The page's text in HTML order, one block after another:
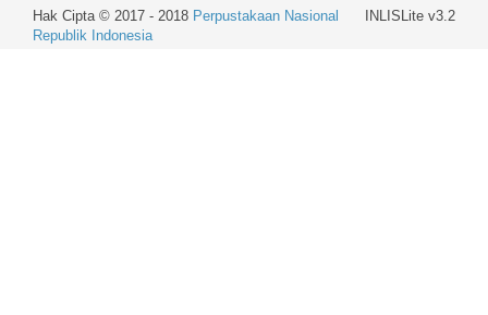
INLISLite v3.2
Hak Cipta © 2017 - 2018 Perpustakaan Nasional
Republik Indonesia